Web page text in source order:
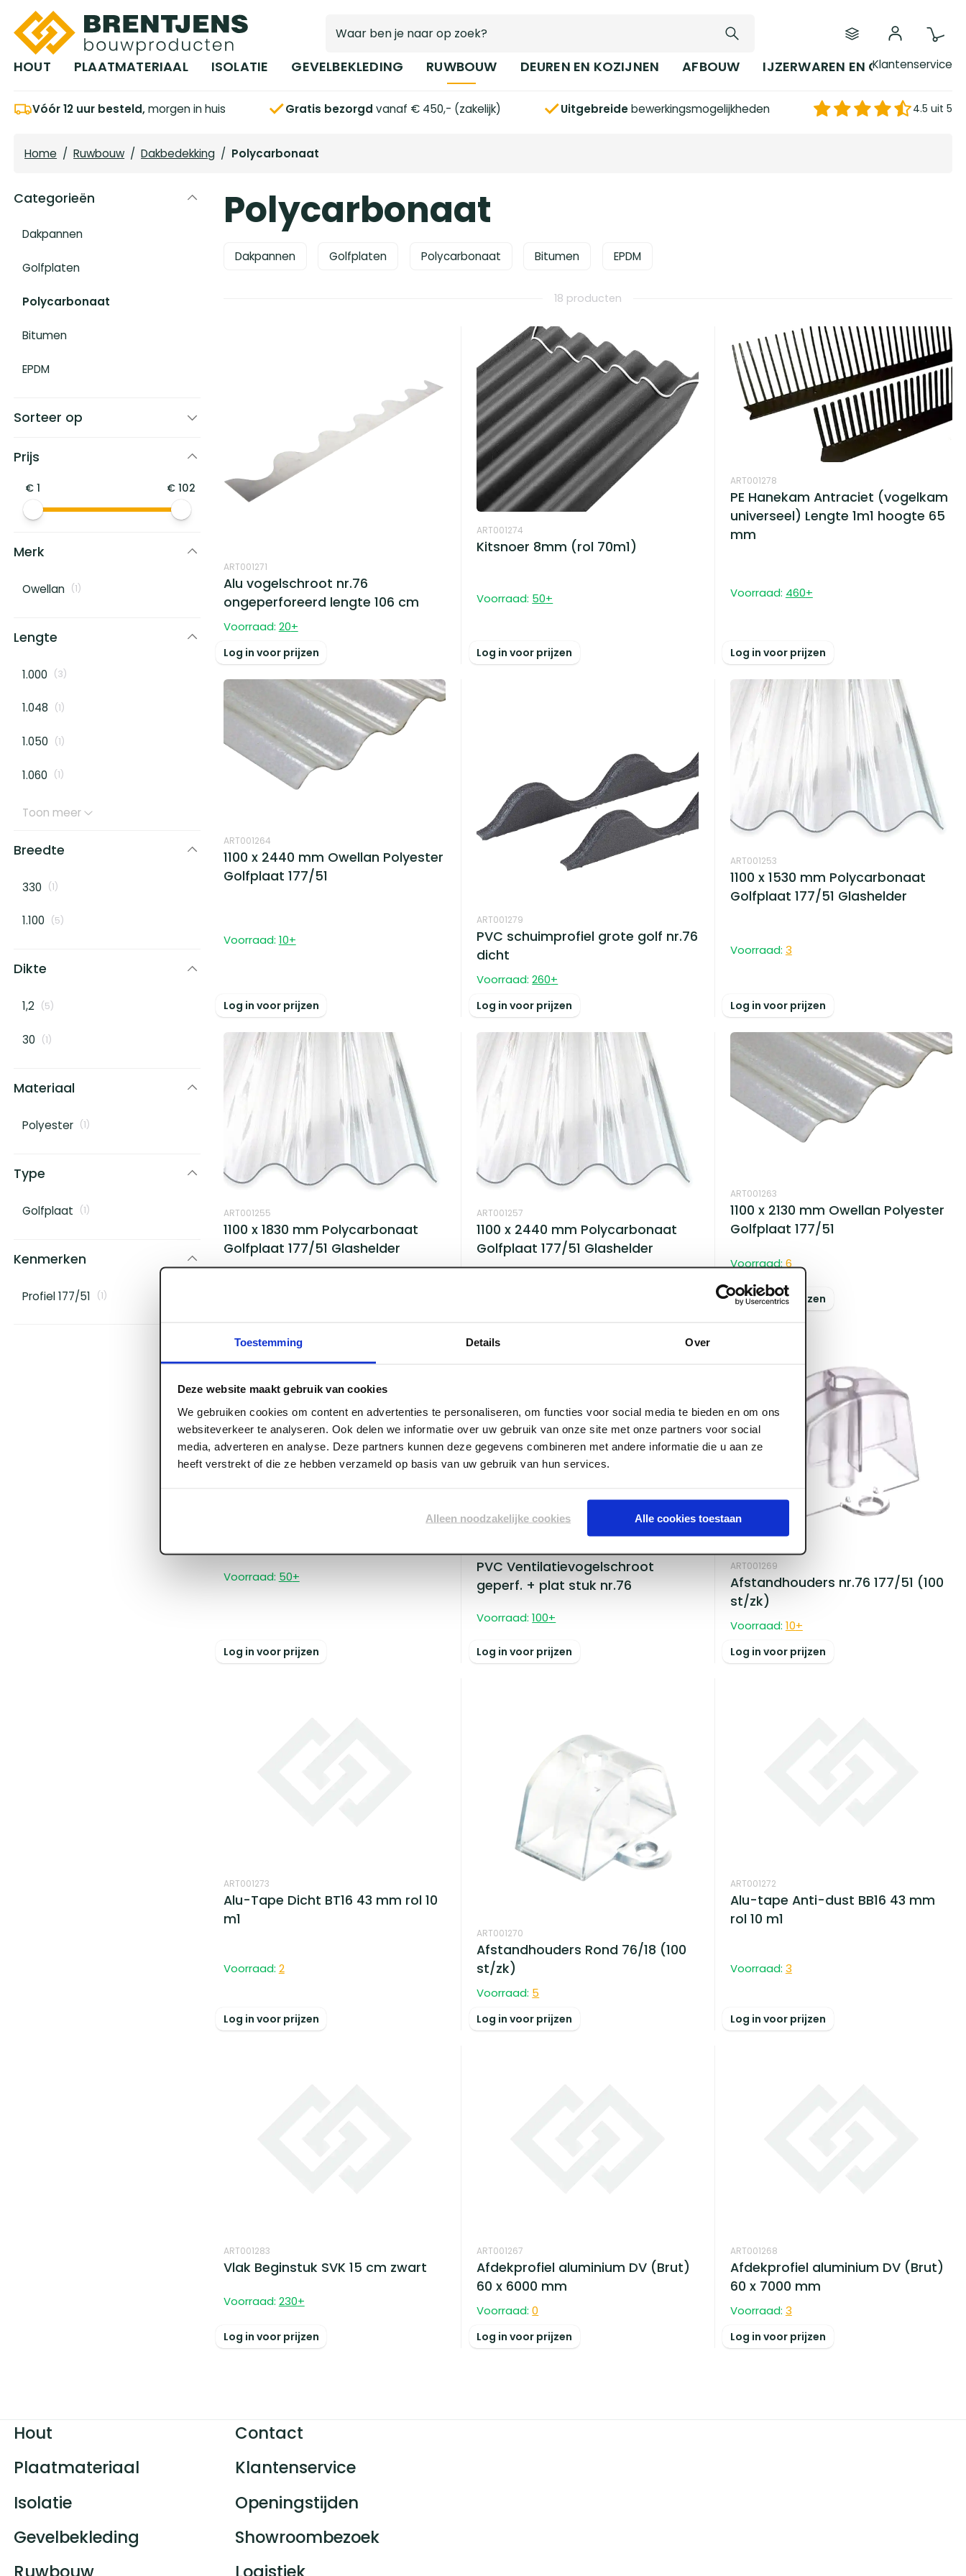
Toestemming Details Over
Deze website maakt gebruik van cookies
We gebruiken cookies om content en advertenties te personaliseren, om functies voor social media te bieden en om ons
websiteverkeer te analyseren. Ook delen we informatie over uw gebruik van onze site met onze partners voor social
media, adverteren en analyse. Deze partners kunnen deze gegevens combineren met andere informatie die u aan ze
heeft verstrekt of die ze hebben verzameld op basis van uw gebruik van hun services.
Alleen noodzakelijke cookies Alle cookies toestaan
Ga naar hoofdinhoud
HOUT PLAATMATERIAAL ISOLATIE GEVELBEKLEDING RUWBOUW DEUREN EN KOZIJNEN AFBOUW IJZERWAREN EN GEREEDSCHAP
Klantenservice
Vóór 12 uur besteld,morgen in huis Gratis bezorgd vanaf € 450,- (zakelijk) Uitgebreidebewerkingsmogelijkheden 4.5 uit 5
Home / Ruwbouw / Dakbedekking / Polycarbonaat
Polycarbonaat
Dakpannen Golfplaten Polycarbonaat Bitumen EPDM
18 producten
ART001271
Alu vogelschroot nr.76
ongeperforeerd lengte 106 cm
Voorraad: 20+
Log in voor prijzen
ART001274
Kitsnoer 8mm (rol 70m1)
Voorraad: 50+
Log in voor prijzen
ART001278
PE Hanekam Antraciet (vogelkam
universeel) Lengte 1m1 hoogte 65
mm
Voorraad: 460+
Log in voor prijzen
ART001264
1100 x 2440 mm Owellan Polyester
Golfplaat 177/51
Voorraad: 10+
Log in voor prijzen
ART001279
PVC schuimprofiel grote golf nr.76
dicht
Voorraad: 260+
Log in voor prijzen
ART001253
1100 x 1530 mm Polycarbonaat
Golfplaat 177/51 Glashelder
Voorraad: 3
Log in voor prijzen
ART001255
1100 x 1830 mm Polycarbonaat
Golfplaat 177/51 Glashelder
Voorraad:8
ART001257
1100 x 2440 mm Polycarbonaat
Golfplaat 177/51 Glashelder
Voorraad:3
ART001263
1100 x 2130 mm Owellan Polyester
Golfplaat 177/51
Voorraad:6
Log in voor prijzen
Voorraad: 50+
Log in voor prijzen
PVC Ventilatievogelschroot
geperf. + plat stuk nr.76
Voorraad: 100+
Log in voor prijzen
ART001269
Afstandhouders nr.76 177/51 (100
st/zk)
Voorraad: 10+
Log in voor prijzen
ART001273
Alu-Tape Dicht BT16 43 mm rol 10
m1
Voorraad: 2
Log in voor prijzen
ART001270
Afstandhouders Rond 76/18 (100
st/zk)
Voorraad: 5
Log in voor prijzen
ART001272
Alu-tape Anti-dust BB16 43 mm
rol 10 m1
Voorraad: 3
Log in voor prijzen
ART001283
Vlak Beginstuk SVK 15 cm zwart
Voorraad: 230+
Log in voor prijzen
ART001267
Afdekprofiel aluminium DV (Brut)
60 x 6000 mm
Voorraad: 0
Log in voor prijzen
ART001268
Afdekprofiel aluminium DV (Brut)
60 x 7000 mm
Voorraad: 3
Log in voor prijzen
Categorieën
Dakpannen
Golfplaten
Polycarbonaat
Bitumen
EPDM
Sorteer op
Prijs
€ 1 € 102
Merk
Owellan (1)
Lengte
1.000 (3)
1.048 (1)
1.050 (1)
1.060 (1)
Toon meer
Breedte
330 (1)
1.100 (5)
Dikte
1,2 (5)
30 (1)
Materiaal
Polyester (1)
Type
Golfplaat (1)
Kenmerken
Profiel 177/51 (1)
Hout
Plaatmateriaal
Isolatie
Gevelbekleding
Contact
Klantenservice
Openingstijden
Showroombezoek